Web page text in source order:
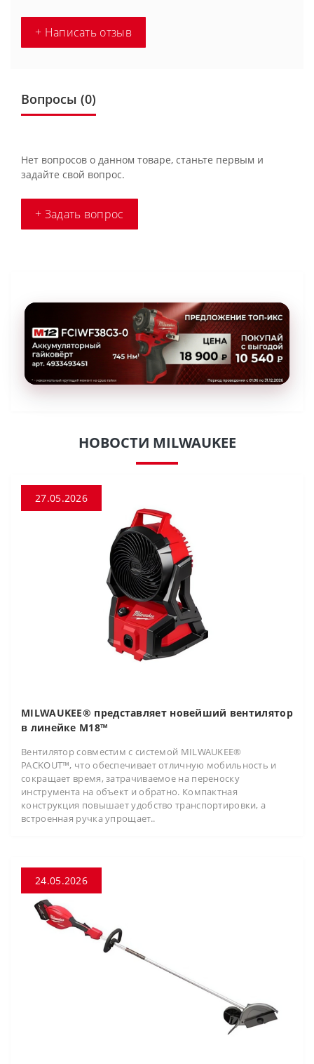
+ Написать отзыв
Вопросы (0)
Нет вопросов о данном товаре, станьте первым и
задайте свой вопрос.
+ Задать вопрос
НОВОСТИ MILWAUKEE
27.05.2026
MILWAUKEE® представляет новейший вентилятор
в линейке M18™
Вентилятор совместим с системой MILWAUKEE®
PACKOUT™, что обеспечивает отличную мобильность и
сокращает время, затрачиваемое на переноску
инструмента на объект и обратно. Компактная
конструкция повышает удобство транспортировки, а
встроенная ручка упрощает..
24.05.2026